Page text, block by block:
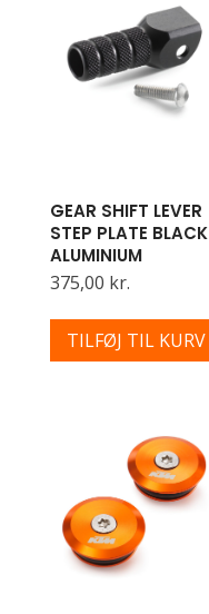
GEAR SHIFT LEVER
STEP PLATE BLACK
ALUMINIUM
375,00 kr.
TILFØJ TIL KURV